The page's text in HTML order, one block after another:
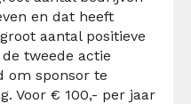
en dat heeft
aantal positieve
tweede actie
om sponsor te
Voor € 100,- per jaar